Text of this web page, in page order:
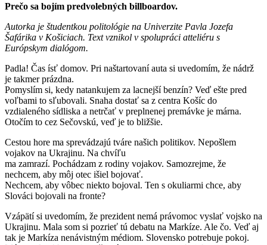
Prečo sa bojím predvolebných billboardov.
Autorka je študentkou politológie na Univerzite Pavla Jozefa
Šafárika v Košiciach. Text vznikol v spolupráci atteliéru s
Európskym dialógom.
Padla! Čas ísť domov. Pri naštartovaní auta si uvedomím, že nádrž
je takmer prázdna.
Pomyslím si, kedy natankujem za lacnejší benzín? Veď ešte pred
voľbami to sľubovali. Snaha dostať sa z centra Košíc do
vzdialeného sídliska a netrčať v preplnenej premávke je márna.
Otočím to cez Sečovskú, veď je to bližšie.
Cestou hore ma sprevádzajú tváre našich politikov. Nepošlem
vojakov na Ukrajinu. Na chvíľu
ma zamrazí. Pochádzam z rodiny vojakov. Samozrejme, že
nechcem, aby môj otec išiel bojovať.
Nechcem, aby vôbec niekto bojoval. Ten s okuliarmi chce, aby
Slováci bojovali na fronte?
Vzápätí si uvedomím, že prezident nemá právomoc vyslať vojsko na
Ukrajinu. Mala som si pozrieť tú debatu na Markíze. Ale čo. Veď aj
tak je Markíza nenávistným médiom. Slovensko potrebuje pokoj.